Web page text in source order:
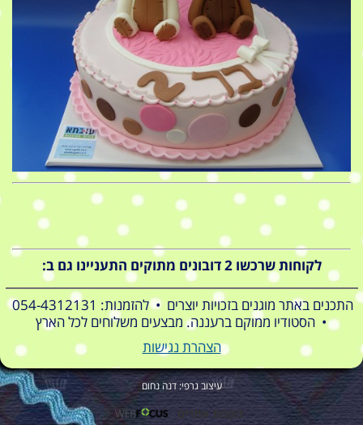
לקוחות שרכשו 2 דובונים מתוקים התעניינו גם ב:
התכנים באתר מוגנים בזכויות יוצרים • להזמנות: 054-4312131
• הסטודיו ממוקם ברעננה. מבצעים משלוחים לכל הארץ
הצהרת נגישות
עיצוב גרפי: דנה נחום
הקמת אתרים